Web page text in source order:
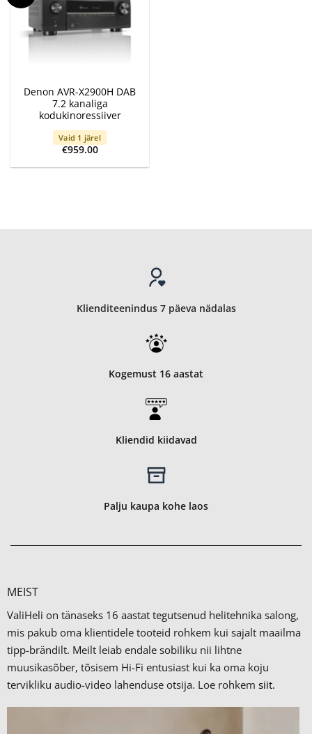
Denon AVR-X2900H DAB
7.2 kanaliga
kodukinoressiiver
Vaid 1 järel
€959.00
Klienditeenindus 7 päeva nädalas
Kogemust 16 aastat
Kliendid kiidavad
Palju kaupa kohe laos
MEIST
ValiHeli on tänaseks 16 aastat tegutsenud helitehnika salong,
mis pakub oma klientidele tooteid rohkem kui sajalt maailma
tipp-brändilt. Meilt leiab endale sobiliku nii lihtne
muusikasõber, tõsisem Hi-Fi entusiast kui ka oma koju
tervikliku audio-video lahenduse otsija. Loe rohkem siit.